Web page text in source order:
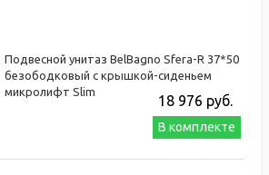
Подвесной унитаз BelBagno Sfera-R 37*50
безободковый с крышкой-сиденьем
микролифт Slim
18 976 руб.
В комплекте